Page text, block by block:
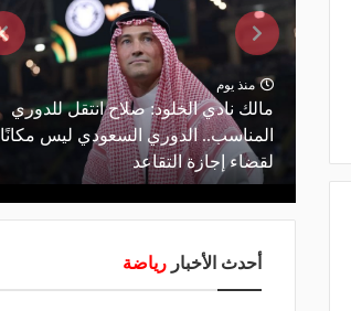
منذ يوم
مالك نادي الخلود: صلاح انتقل للدوري
المناسب.. الدوري السعودي ليس مكانًا
لقضاء إجازة التقاعد
أحدث الأخبار رياضة